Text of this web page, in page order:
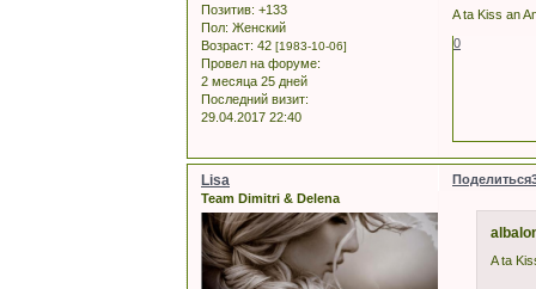
Позитив: +133
Пол: Женский
Возраст: 42 [1983-10-06]
Провел на форуме:
2 месяца 25 дней
Последний визит:
29.04.2017 22:40
A ta Kiss an
0
Поделиться
Lisa
Team Dimitri & Delena
A ta